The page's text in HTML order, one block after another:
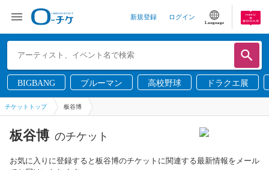
新規登録 ログイン
Language
BIGBANG ブルーマン 高校野球 ドラクエ展
チケットトップ 板谷博
板谷博 のチケット
お気に入りに登録すると板谷博のチケットに関連する最新情報をメール